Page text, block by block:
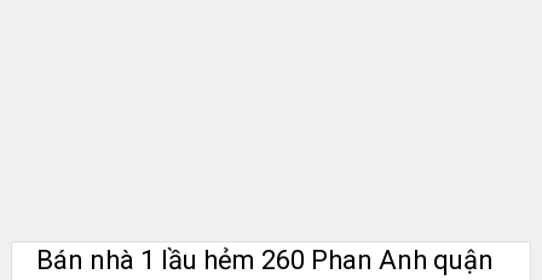
Bán nhà 1 lầu hẻm 260 Phan Anh quận